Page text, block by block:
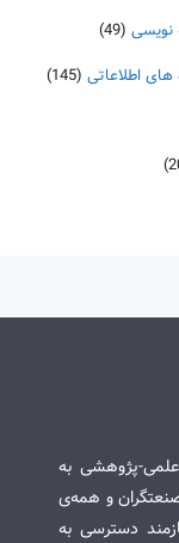
نویسی (49)
های اطلاعاتی (145)
علمی-پژوهشی به
و همه‌ی
دسترسی به